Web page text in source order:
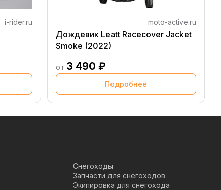
i-rider.ru moto-active.ru
Дождевик Leatt Racecover Jacket
Smoke (2022)
от 3 490 ₽
Подробнее
Снегоходы
Запчасти для снегоходов
Экипировка для снегохода